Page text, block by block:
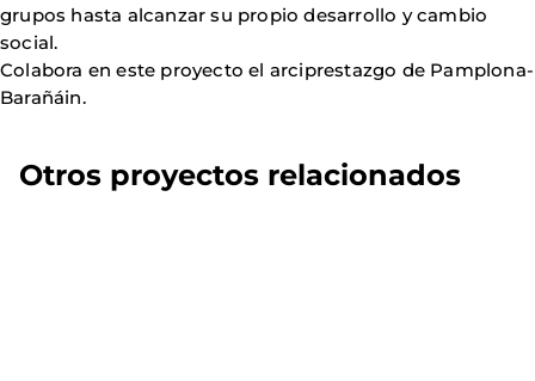
grupos hasta alcanzar su propio desarrollo y cambio
social.
Colabora en este proyecto el arciprestazgo de Pamplona-
Barañáin.
Otros proyectos relacionados